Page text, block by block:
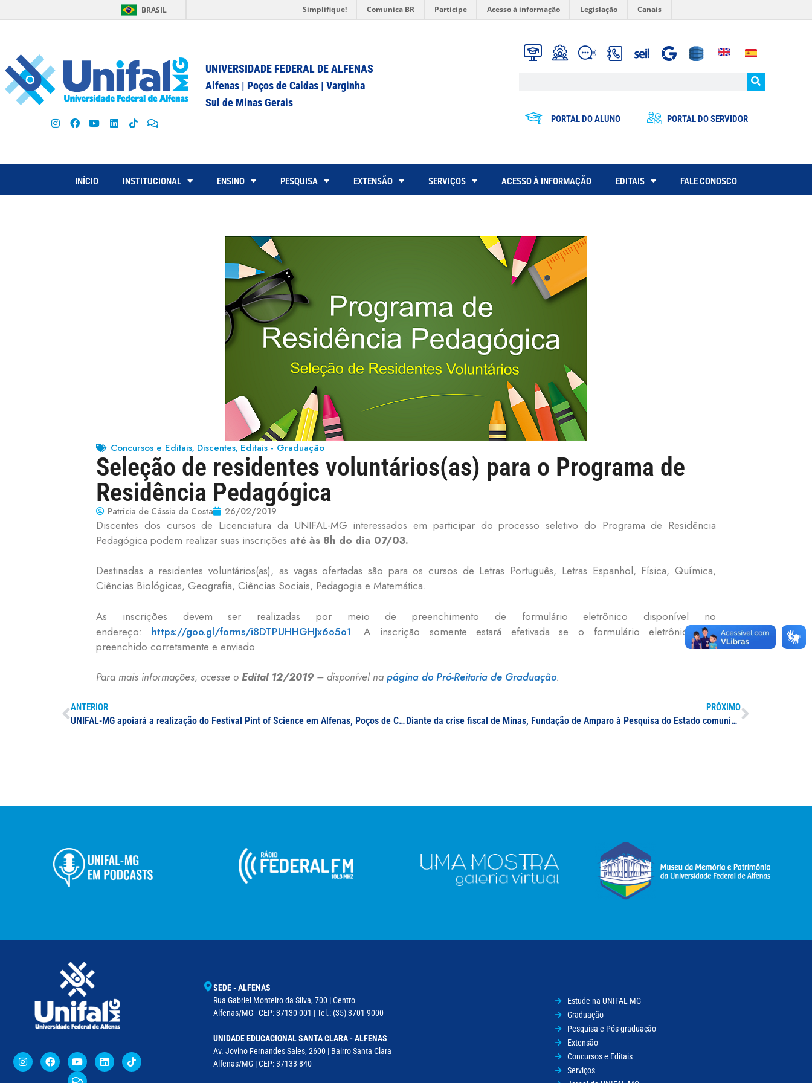
BRASIL Simplifique! Comunica BR Participe Acesso à informação Legislação Canais
UNIVERSIDADE FEDERAL DE ALFENAS
Alfenas | Poços de Caldas | Varginha
Sul de Minas Gerais
PORTAL DO ALUNO PORTAL DO SERVIDOR
INÍCIO INSTITUCIONAL ENSINO PESQUISA EXTENSÃO SERVIÇOS ACESSO À INFORMAÇÃO EDITAIS FALE CONOSCO
Concursos e Editais, Discentes, Editais - Graduação
Seleção de residentes voluntários(as) para o Programa de
Residência Pedagógica
Patrícia de Cássia da Costa 26/02/2019
Discentes dos cursos de Licenciatura da UNIFAL-MG interessados em participar do processo seletivo do Programa de Residência
Pedagógica podem realizar suas inscrições até às 8h do dia 07/03.
Destinadas a residentes voluntários(as), as vagas ofertadas são para os cursos de Letras Português, Letras Espanhol, Física, Química,
Ciências Biológicas, Geografia, Ciências Sociais, Pedagogia e Matemática.
As inscrições devem ser realizadas por meio de preenchimento de formulário eletrônico disponível no
endereço: https://goo.gl/forms/i8DTPUHHGHJx6o5o1. A inscrição somente estará efetivada se o formulário eletrônico for
preenchido corretamente e enviado.
Para mais informações, acesse o Edital 12/2019 – disponível na página do Pró-Reitoria de Graduação.
ANTERIOR
UNIFAL-MG apoiará a realização do Festival Pint of Science em Alfenas, Poços de Caldas e Varginha nos dias 20, 21 e 22 de maio
PRÓXIMO
Diante da crise fiscal de Minas, Fundação de Amparo à Pesquisa do Estado comunica medidas sobre repasses financeiros
SEDE - ALFENAS
Rua Gabriel Monteiro da Silva, 700 | Centro
Alfenas/MG - CEP: 37130-001 | Tel.: (35) 3701-9000
UNIDADE EDUCACIONAL SANTA CLARA - ALFENAS
Av. Jovino Fernandes Sales, 2600 | Bairro Santa Clara
Alfenas/MG | CEP: 37133-840
Estude na UNIFAL-MG
Graduação
Pesquisa e Pós-graduação
Extensão
Concursos e Editais
Serviços